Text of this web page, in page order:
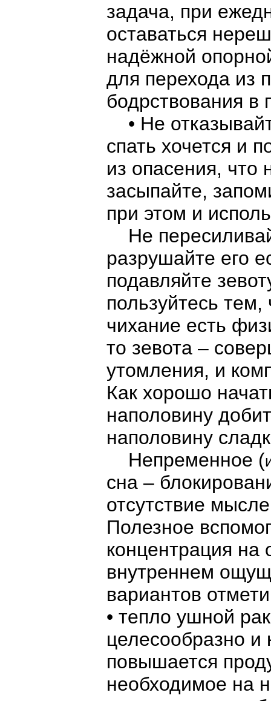
задача, при
оставаться
надёжной
для перехода из
бодрствования в
• Не
спать хочется и
из опасения, что
засыпайте,
при этом и
Не
разрушайте его
подавляйте
пользуйтесь
чихание есть
то зевота –
утомления, и
Как хорошо
наполовину
наполовину
Непременное (
сна –
отсутствие
Полезное
концентрация на
внутреннем
вариантов
• тепло ушной
целесообразно и
повышается
необходимое на